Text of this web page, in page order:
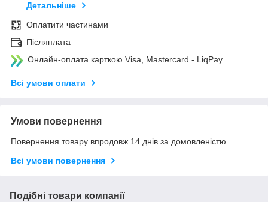
Детальніше
Оплатити частинами
Післяплата
Онлайн-оплата карткою Visa, Mastercard - LiqPay
Всі умови оплати
Умови повернення
Повернення товару впродовж 14 днів за домовленістю
Всі умови повернення
Подібні товари компанії